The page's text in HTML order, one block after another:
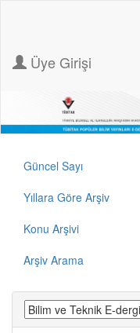
Üye Girişi
Güncel Sayı
Yıllara Göre Arşiv
Konu Arşivi
Arşiv Arama